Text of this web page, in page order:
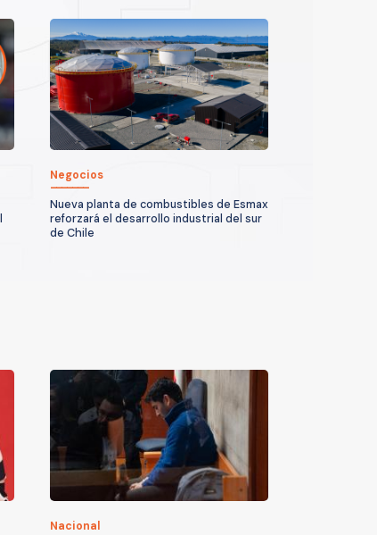
Negocios
Nueva planta de combustibles de Esmax
reforzará el desarrollo industrial del sur
de Chile
Nacional